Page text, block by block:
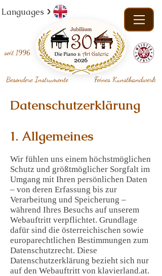
Languages
seit 1996
Besondere Instrumente Feines Kunsthandwerk
Datenschutzerklärung
1. Allgemeines
Wir fühlen uns einem höchstmöglichen
Schutz und größtmöglicher Sorgfalt im
Umgang mit Ihren persönlichen Daten
– von deren Erfassung bis zur
Verarbeitung und Speicherung –
während Ihres Besuchs auf unserem
Webauftritt verpflichtet. Grundlage
dafür sind die österreichischen sowie
europarechtlichen Bestimmungen zum
Datenschutzrecht. Diese
Datenschutzerklärung bezieht sich nur
auf den Webauftritt von klavierland.at.